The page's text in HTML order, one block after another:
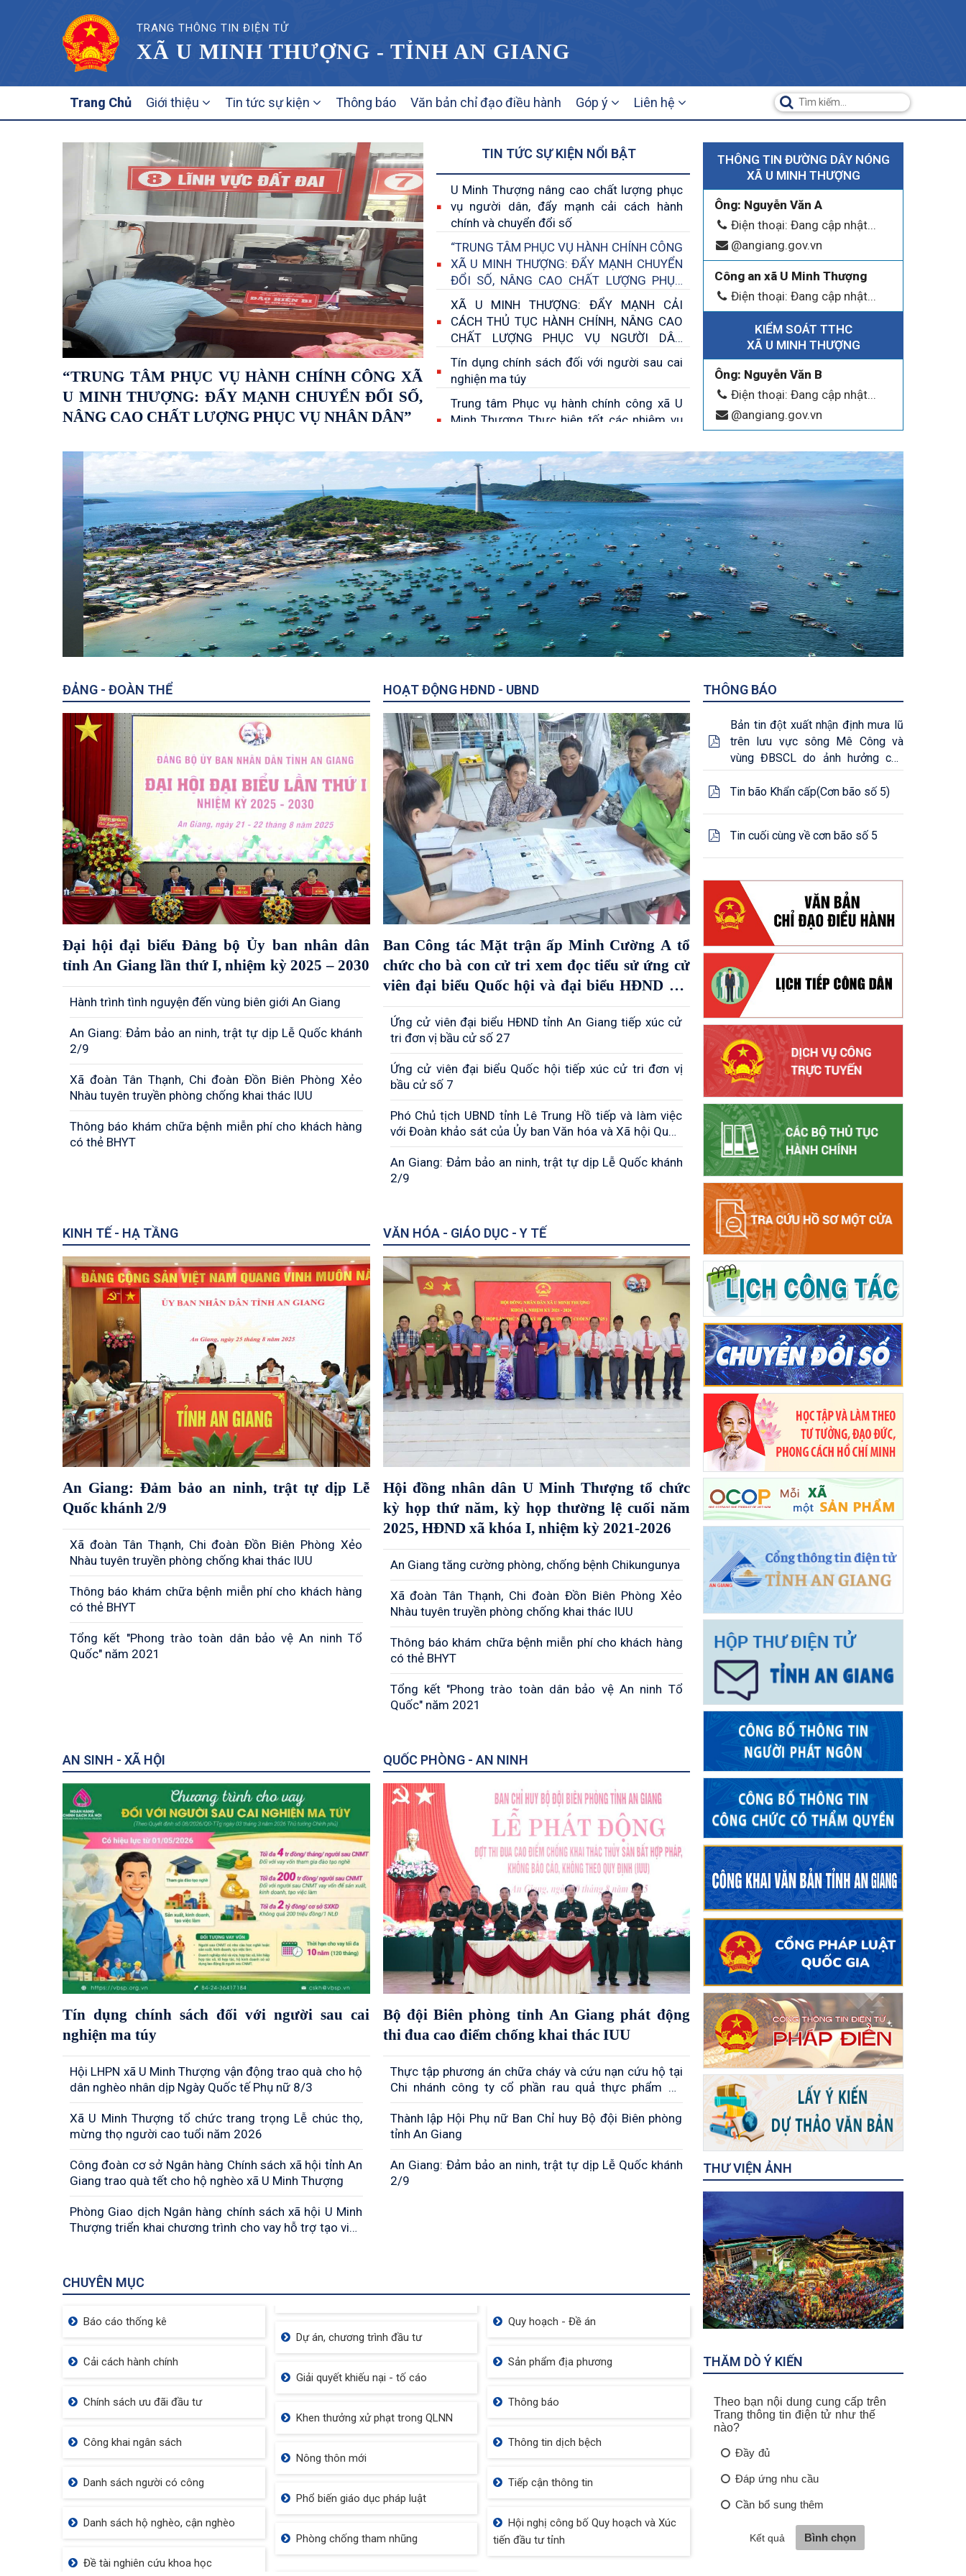
TRANG THÔNG TIN ĐIỆN TỬ
XÃ U MINH THƯỢNG - TỈNH AN GIANG
NAVIGATION
Trang Chủ Giới thiệu Tin tức sự kiện Thông báo Văn bản chỉ đạo điều hành Góp ý Liên hệ
“TRUNG TÂM PHỤC VỤ HÀNH CHÍNH CÔNG XÃ
U MINH THƯỢNG: ĐẨY MẠNH CHUYỂN ĐỔI SỐ,
NÂNG CAO CHẤT LƯỢNG PHỤC VỤ NHÂN DÂN”
TIN TỨC SỰ KIỆN NỔI BẬT
U Minh Thượng nâng cao chất lượng phục
vụ người dân, đẩy mạnh cải cách hành
chính và chuyển đổi số
“TRUNG TÂM PHỤC VỤ HÀNH CHÍNH CÔNG
XÃ U MINH THƯỢNG: ĐẨY MẠNH CHUYỂN
ĐỔI SỐ, NÂNG CAO CHẤT LƯỢNG PHỤC
VỤ NHÂN DÂN”
XÃ U MINH THƯỢNG: ĐẨY MẠNH CẢI
CÁCH THỦ TỤC HÀNH CHÍNH, NÂNG CAO
CHẤT LƯỢNG PHỤC VỤ NGƯỜI DÂN
TRONG 6 THÁNG ĐẦU NĂM 2026
Tín dụng chính sách đối với người sau cai
nghiện ma túy
Trung tâm Phục vụ hành chính công xã U
Minh Thượng Thực hiện tốt các nhiệm vụ
Ứng cử viên đại biểu HĐND tỉnh An Giang
tiếp xúc cử tri đơn vị bầu cử số 27
Ban Công tác Mặt trận ấp Minh Cường A tổ
chức cho bà con cử tri xem đọc tiểu sử
ứng cử viên đại biểu Quốc hội và đại biểu
HĐND các cấp
Hội LHPN xã U Minh Thượng vận động trao
quà cho hộ dân nghèo nhân dịp Ngày Quốc
tế Phụ nữ 8/3
Ứng cử viên đại biểu Quốc hội tiếp xúc cử
tri đơn vị bầu cử số 7
Tuyên truyền bầu cử Đại biểu khóa XVI và
2031 tại xã U Minh Thượng
THÔNG TIN ĐƯỜNG DÂY NÓNG
XÃ U MINH THƯỢNG
Ông: Nguyễn Văn A
Điện thoại: Đang cập nhật...
@angiang.gov.vn
Công an xã U Minh Thượng
Điện thoại: Đang cập nhật...
KIỂM SOÁT TTHC
XÃ U MINH THƯỢNG
Ông: Nguyễn Văn B
Điện thoại: Đang cập nhật...
@angiang.gov.vn
ĐẢNG - ĐOÀN THỂ
Đại hội đại biểu Đảng bộ Ủy ban nhân dân
tỉnh An Giang lần thứ I, nhiệm kỳ 2025 – 2030
Hành trình tình nguyện đến vùng biên giới An Giang
An Giang: Đảm bảo an ninh, trật tự dịp Lễ Quốc khánh
2/9
Xã đoàn Tân Thạnh, Chi đoàn Đồn Biên Phòng Xẻo
Nhàu tuyên truyền phòng chống khai thác IUU
Thông báo khám chữa bệnh miễn phí cho khách hàng
có thẻ BHYT
HOẠT ĐỘNG HĐND - UBND
Ban Công tác Mặt trận ấp Minh Cường A tổ
chức cho bà con cử tri xem đọc tiểu sử ứng cử
viên đại biểu Quốc hội và đại biểu HĐND các
cấp
Ứng cử viên đại biểu HĐND tỉnh An Giang tiếp xúc cử
tri đơn vị bầu cử số 27
Ứng cử viên đại biểu Quốc hội tiếp xúc cử tri đơn vị
bầu cử số 7
Phó Chủ tịch UBND tỉnh Lê Trung Hồ tiếp và làm việc
với Đoàn khảo sát của Ủy ban Văn hóa và Xã hội Quốc
hội khóa XV
An Giang: Đảm bảo an ninh, trật tự dịp Lễ Quốc khánh
2/9
KINH TẾ - HẠ TẦNG
An Giang: Đảm bảo an ninh, trật tự dịp Lễ
Quốc khánh 2/9
Xã đoàn Tân Thạnh, Chi đoàn Đồn Biên Phòng Xẻo
Nhàu tuyên truyền phòng chống khai thác IUU
Thông báo khám chữa bệnh miễn phí cho khách hàng
có thẻ BHYT
Tổng kết "Phong trào toàn dân bảo vệ An ninh Tổ
Quốc" năm 2021
VĂN HÓA - GIÁO DỤC - Y TẾ
Hội đồng nhân dân U Minh Thượng tổ chức
kỳ họp thứ năm, kỳ họp thường lệ cuối năm
2025, HĐND xã khóa I, nhiệm kỳ 2021-2026
An Giang tăng cường phòng, chống bệnh Chikungunya
Xã đoàn Tân Thạnh, Chi đoàn Đồn Biên Phòng Xẻo
Nhàu tuyên truyền phòng chống khai thác IUU
Thông báo khám chữa bệnh miễn phí cho khách hàng
có thẻ BHYT
Tổng kết "Phong trào toàn dân bảo vệ An ninh Tổ
Quốc" năm 2021
AN SINH - XÃ HỘI
Tín dụng chính sách đối với người sau cai
nghiện ma túy
Hội LHPN xã U Minh Thượng vận động trao quà cho hộ
dân nghèo nhân dịp Ngày Quốc tế Phụ nữ 8/3
Xã U Minh Thượng tổ chức trang trọng Lễ chúc thọ,
mừng thọ người cao tuổi năm 2026
Công đoàn cơ sở Ngân hàng Chính sách xã hội tỉnh An
Giang trao quà tết cho hộ nghèo xã U Minh Thượng
Phòng Giao dịch Ngân hàng chính sách xã hội U Minh
Thượng triển khai chương trình cho vay hỗ trợ tạo việc
QUỐC PHÒNG - AN NINH
Bộ đội Biên phòng tỉnh An Giang phát động
thi đua cao điểm chống khai thác IUU
Thực tập phương án chữa cháy và cứu nạn cứu hộ tại
Chi nhánh công ty cổ phần rau quả thực phẩm An
Giang
Thành lập Hội Phụ nữ Ban Chỉ huy Bộ đội Biên phòng
tỉnh An Giang
An Giang: Đảm bảo an ninh, trật tự dịp Lễ Quốc khánh
2/9
CHUYÊN MỤC
Báo cáo thống kê
Cải cách hành chính
Chính sách ưu đãi đầu tư
Công khai ngân sách
Danh sách người có công
Danh sách hộ nghèo, cận nghèo
Đề tài nghiên cứu khoa học
Dự án, chương trình đầu tư
Giải quyết khiếu nại - tố cáo
Khen thưởng xử phạt trong QLNN
Nông thôn mới
Phổ biến giáo dục pháp luật
Phòng chống tham nhũng
Quy hoạch - Đề án
Sản phẩm địa phương
Thông báo
Thông tin dịch bệch
Tiếp cận thông tin
Hội nghị công bố Quy hoạch và Xúc
tiến đầu tư tỉnh
THÔNG BÁO
Bản tin đột xuất nhận định mưa lũ
trên lưu vực sông Mê Công và
vùng ĐBSCL do ảnh hưởng của
cơn bão số 5 - (25/08/2025)
Tin bão Khẩn cấp(Cơn bão số 5)
Tin cuối cùng về cơn bão số 5
THƯ VIỆN ẢNH
Miếu Bà Chúa Xứ Phú Quốc
THĂM DÒ Ý KIẾN